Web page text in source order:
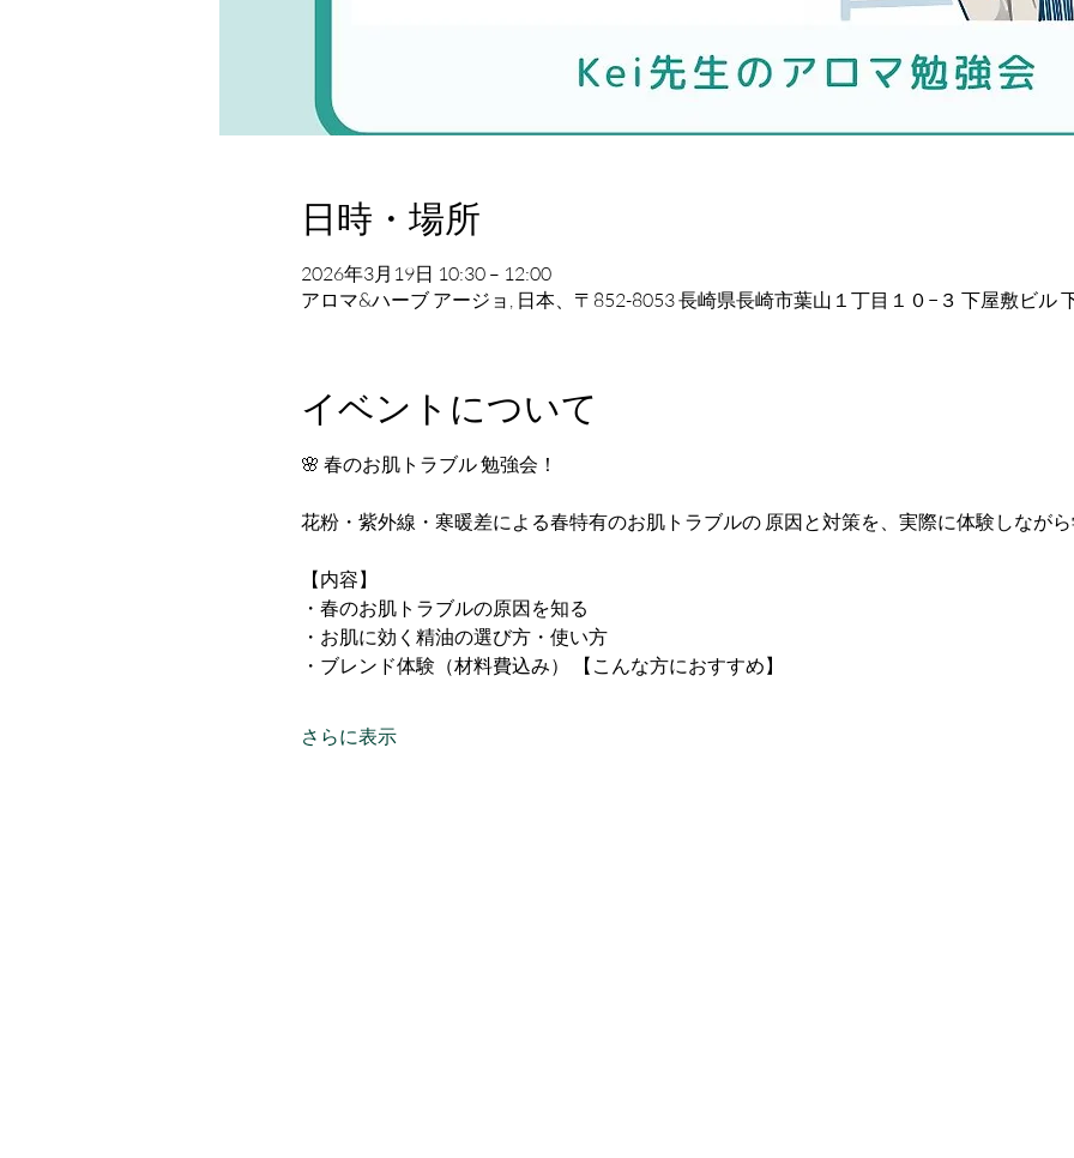
日時・場所
2026年3月19日 10:30 – 12:00
アロマ&ハーブ アージョ, 日本、〒852-8053 長崎県長崎市葉山１丁目１０−３ 下屋敷ビル
イベントについて
🌸 春のお肌トラブル 勉強会！
花粉・紫外線・寒暖差による春特有のお肌トラブルの 原因と対策を、実際に体験しなが
【内容】
・春のお肌トラブルの原因を知る
・お肌に効く精油の選び方・使い方
・ブレンド体験（材料費込み） 【こんな方におすすめ】
さらに表示